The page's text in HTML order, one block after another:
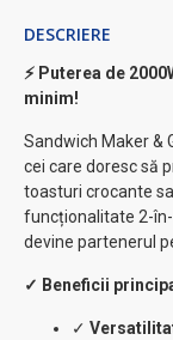
DESCRIERE
⚡ Puterea de
minim!
Sandwich Maker &
cei care doresc să
toasturi crocante
funcționalitate 2-
devine partenerul
✓ Beneficii
✓